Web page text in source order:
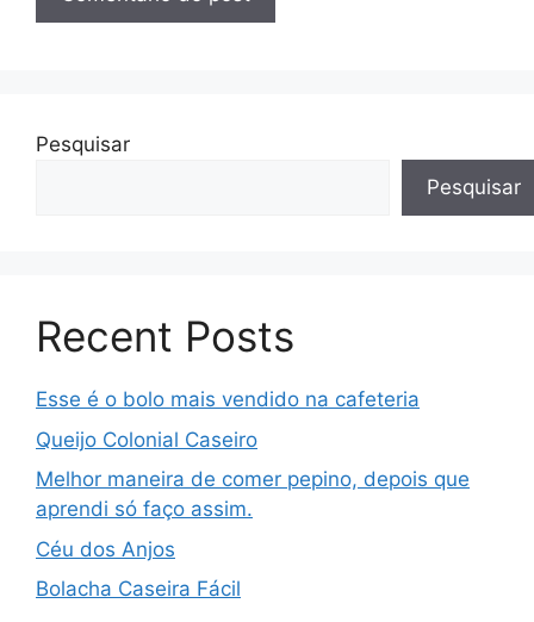
Pesquisar
Pesquisar
Recent Posts
Esse é o bolo mais vendido na cafeteria
Queijo Colonial Caseiro
Melhor maneira de comer pepino, depois que
aprendi só faço assim.
Céu dos Anjos
Bolacha Caseira Fácil